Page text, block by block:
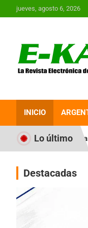
Saltar
al
jueves, agosto 6, 2026
INICIO
Lo último
la quinta fecha
Destacadas